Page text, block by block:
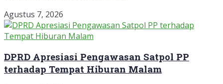
Agustus 7, 2026
DPRD Apresiasi Pengawasan Satpol PP
terhadap Tempat Hiburan Malam